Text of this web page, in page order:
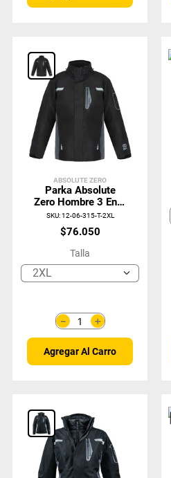
ABSOLUTE ZERO
Parka Absolute
Zero Hombre 3 En 1
Negro Z-8000
SKU:12-06-315-T-2XL
$76.050
Talla
2XL
＋
－
Agregar Al Carro